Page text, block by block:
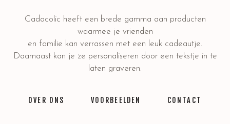
Cadocolic heeft een brede gamma aan producten
waarmee je vrienden
en familie kan verrassen met een leuk cadeautje.
Daarnaast kan je ze personaliseren door een tekstje in te
laten graveren.
OVER ONS VOORBEELDEN CONTACT